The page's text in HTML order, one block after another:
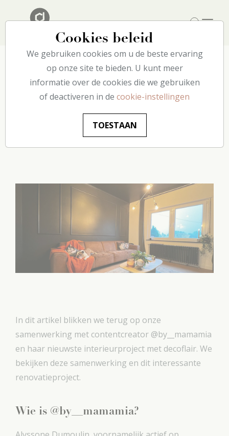
Je woonkamer
opnieuw uitvinden
met decoflair
In dit artikel blikken we terug op onze
samenwerking met contentcreator @by__mamamia
en haar nieuwste interieurproject met decoflair. We
bekijken deze samenwerking en dit interessante
renovatieproject.
Wie is @by__mamamia?
Cookies beleid
We gebruiken cookies om u de beste ervaring
op onze site te bieden. U kunt meer
informatie over de cookies die we gebruiken
of deactiveren in de cookie-instellingen
TOESTAAN